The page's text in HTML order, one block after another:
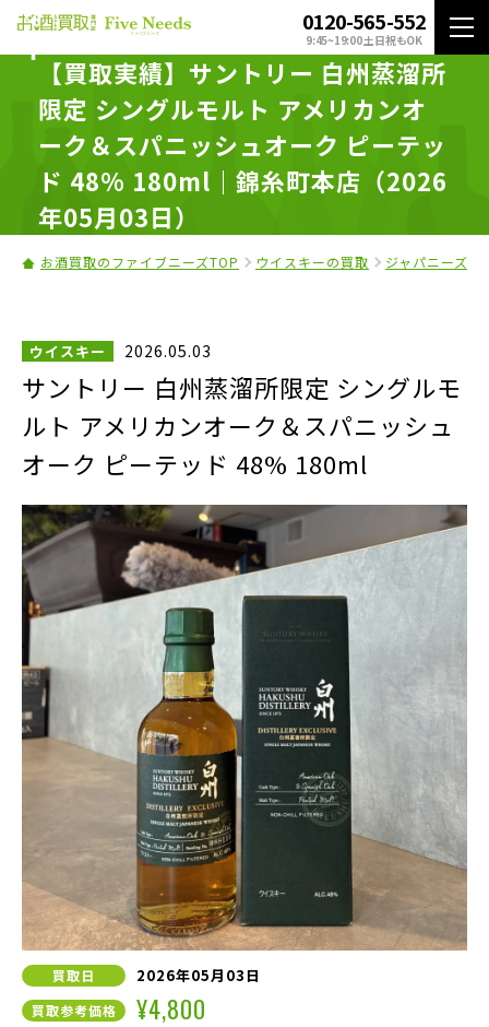
0120-565-552
9:45~19:00 土日祝もOK
【買取実績】サントリー 白州蒸溜所
限定 シングルモルト アメリカンオ
ーク＆スパニッシュオーク ピーテッ
ド 48% 180ml｜錦糸町本店（2026
年05月03日）
お酒買取のファイブニーズTOP ウイスキーの買取 ジャパニーズ
ウイスキー 2026.05.03
サントリー 白州蒸溜所限定 シングルモ
ルト アメリカンオーク＆スパニッシュ
オーク ピーテッド 48% 180ml
買取日 2026年05月03日
買取参考価格 ¥4,800